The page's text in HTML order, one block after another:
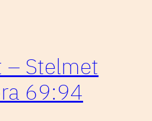
– Stelmet
69:94